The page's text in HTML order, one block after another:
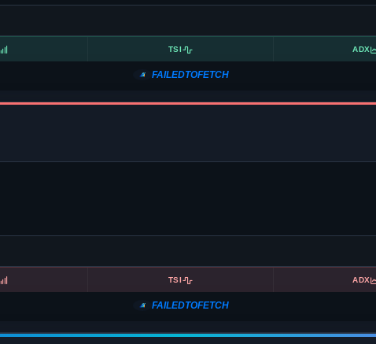
TSI ADX
FAILEDTOFETCH
TSI ADX
FAILEDTOFETCH